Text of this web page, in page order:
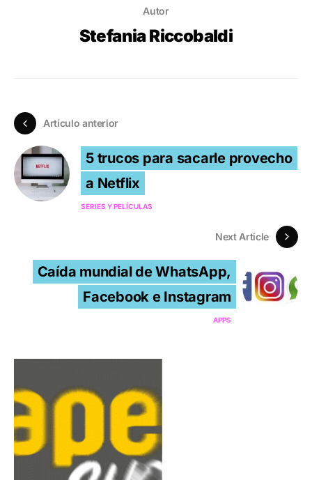
Autor
Stefania Riccobaldi
Artículo anterior
5 trucos para sacarle provecho
a Netflix
SERIES Y PELÍCULAS
Next Article
Caída mundial de WhatsApp,
Facebook e Instagram
APPS